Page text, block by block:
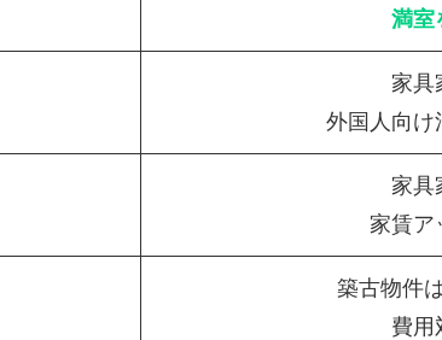
満室
家具
外国人向け
家具
家賃ア
築古物件
費用